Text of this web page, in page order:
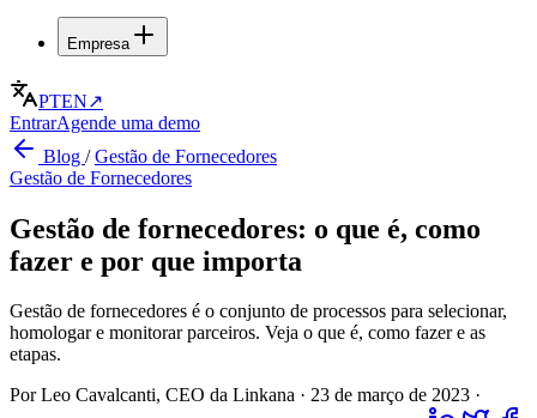
Empresa
PTEN↗
EntrarAgende uma demo
Blog /Gestão de Fornecedores
Gestão de Fornecedores
Gestão de fornecedores: o que é, como
fazer e por que importa
Gestão de fornecedores é o conjunto de processos para selecionar,
homologar e monitorar parceiros. Veja o que é, como fazer e as
etapas.
Por Leo Cavalcanti, CEO da Linkana · 23 de março de 2023 ·